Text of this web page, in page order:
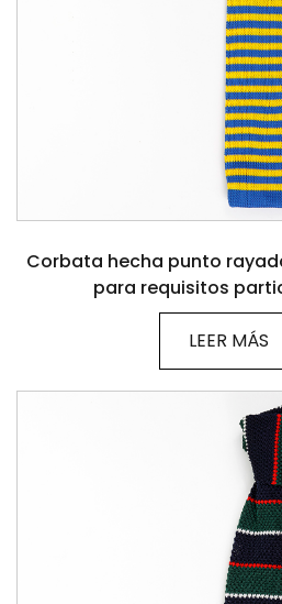
Corbata hecha punto
para requisitos
LEER MÁS